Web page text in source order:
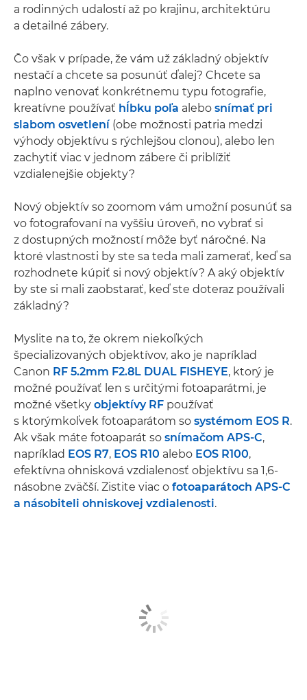
a rodinných udalostí až po krajinu, architektúru
a detailné zábery.
Čo však v prípade, že vám už základný objektív
nestačí a chcete sa posunúť ďalej? Chcete sa
naplno venovať konkrétnemu typu fotografie,
kreatívne používať hĺbku poľa alebo snímať pri
slabom osvetlení(obe možnosti patria medzi
výhody objektívu s rýchlejšou clonou), alebo len
zachytiť viac v jednom zábere či priblížiť
vzdialenejšie objekty?
Nový objektív so zoomom vám umožní posunúť sa
vo fotografovaní na vyššiu úroveň, no vybrať si
z dostupných možností môže byť náročné. Na
ktoré vlastnosti by ste sa teda mali zamerať, keď sa
rozhodnete kúpiť si nový objektív? A aký objektív
by ste si mali zaobstarať, keď ste doteraz používali
základný?
Myslite na to, že okrem niekoľkých
špecializovaných objektívov, ako je napríklad
Canon RF 5.2mm F2.8L DUAL FISHEYE, ktorý je
možné používať len s určitými fotoaparátmi, je
možné všetky objektívy RF používať
s ktorýmkoľvek fotoaparátom so systémom EOS R.
Ak však máte fotoaparát so snímačom APS-C,
napríklad EOS R7, EOS R10 alebo EOS R100,
efektívna ohnisková vzdialenosť objektívu sa 1,6-
násobne zväčší. Zistite viac o fotoaparátoch APS-C
a násobiteli ohniskovej vzdialenosti.